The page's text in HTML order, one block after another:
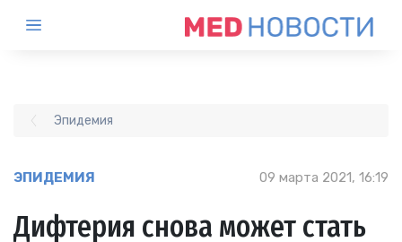
Эпидемия
ЭПИДЕМИЯ 09 марта 2021, 16:19
Дифтерия снова может стать